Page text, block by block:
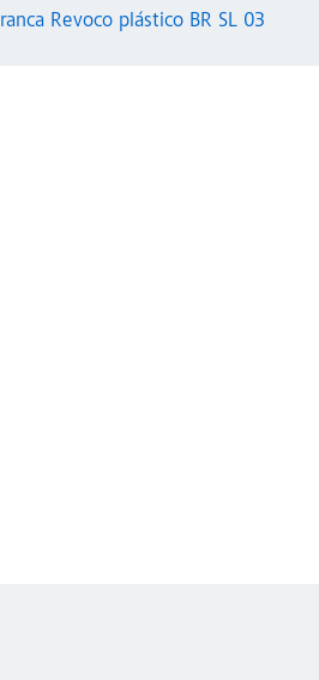
Revoco plástico BR SL 03